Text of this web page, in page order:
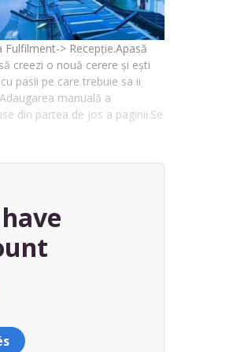
> Recepție.Apasă
creezi o nouă cerere și ești
pasii pe care trebuie sa ii
manuală a
din partea de jos a paginii.Se